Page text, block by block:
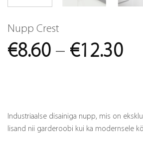
Nupp Crest
€8.60 – €12.30
Industriaalse disainiga nupp, mis on
lisand nii garderoobi kui ka modernsele